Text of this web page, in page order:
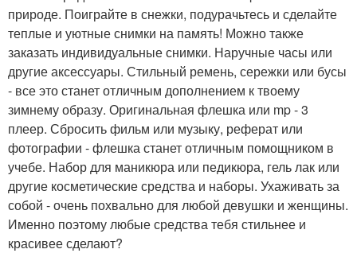
природе. Поиграйте в снежки, подурачьтесь и сделайте
теплые и уютные снимки на память! Можно также
заказать индивидуальные снимки. Наручные часы или
другие аксессуары. Стильный ремень, сережки или бусы
- все это станет отличным дополнением к твоему
зимнему образу. Оригинальная флешка или mp - 3
плеер. Сбросить фильм или музыку, реферат или
фотографии - флешка станет отличным помощником в
учебе. Набор для маникюра или педикюра, гель лак или
другие косметические средства и наборы. Ухаживать за
собой - очень похвально для любой девушки и женщины.
Именно поэтому любые средства тебя стильнее и
красивее сделают?